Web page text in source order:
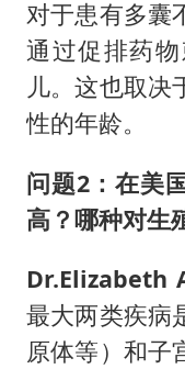
对于患有多囊
通过促排药
儿。这也取决
性的年龄。
问题2：在美
高？哪种对生
Dr.Elizabeth
最大两类疾病
原体等）和子